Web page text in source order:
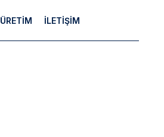
ÜRETİM İLETİŞİM